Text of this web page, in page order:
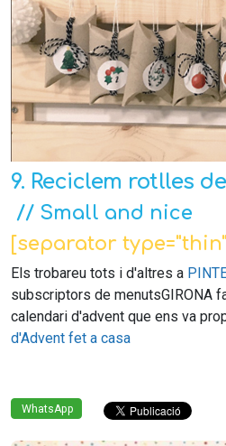
9. Reciclem rotlles
// Small and nice
[separator
Els trobareu tots i d'altres a
subscriptors de menutsGIRONA
calendari d'advent que ens va
d'Advent fet a casa
WhatsApp